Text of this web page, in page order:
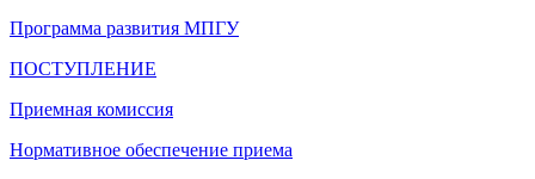
Программа развития МПГУ
ПОСТУПЛЕНИЕ
Приемная комиссия
Нормативное обеспечение приема